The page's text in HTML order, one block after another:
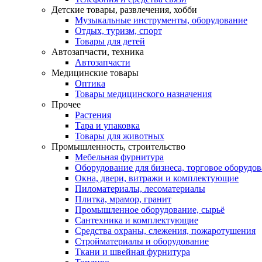
Детские товары, развлечения, хобби
Музыкальные инструменты, оборудование
Отдых, туризм, спорт
Товары для детей
Автозапчасти, техника
Автозапчасти
Медицинские товары
Оптика
Товары медицинского назначения
Прочее
Растения
Тара и упаковка
Товары для животных
Промышленность, строительство
Мебельная фурнитура
Оборудование для бизнеса, торговое
Окна, двери, витражи и комплектующие
Пиломатериалы, лесоматериалы
Плитка, мрамор, гранит
Промышленное оборудование, сырьё
Сантехника и комплектующие
Средства охраны, слежения, пожаротушения
Стройматериалы и оборудование
Ткани и швейная фурнитура